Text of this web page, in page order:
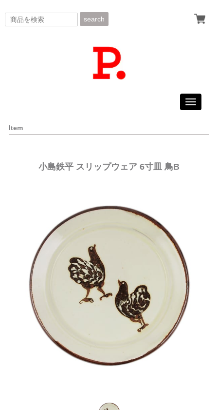
search
Toggle
Item
小島鉄平 スリップウェア 6寸皿 鳥B